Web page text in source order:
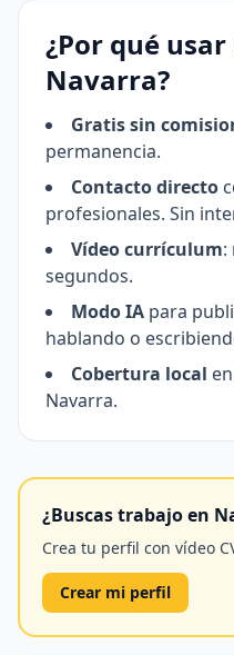
¿Por qué
Navarra?
Gratis sin
permanencia.
Contacto directo
profesionales. Sin
Vídeo currículum:
segundos.
Modo IA para
hablando o
Cobertura local
Navarra.
¿Buscas trabajo en
Crea tu perfil con vídeo
Crear mi perfil